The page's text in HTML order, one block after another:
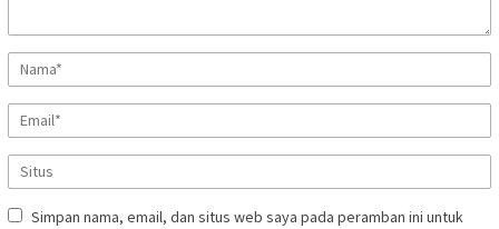
Simpan nama, email, dan situs web saya pada peramban ini untuk